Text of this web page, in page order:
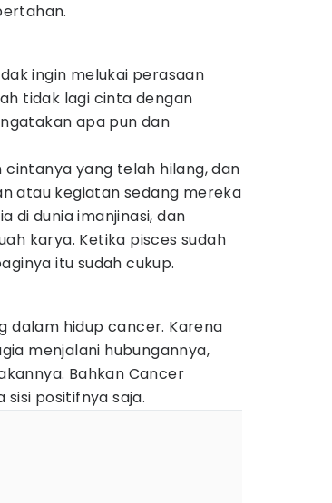
ingin melukai perasaan
tidak lagi cinta dengan
apa pun dan
yang telah hilang, dan
atau kegiatan sedang mereka
di dunia imanjinasi, dan
karya. Ketika pisces sudah
itu sudah cukup.
dalam hidup cancer. Karena
menjalani hubungannya,
Bahkan Cancer
positifnya saja.